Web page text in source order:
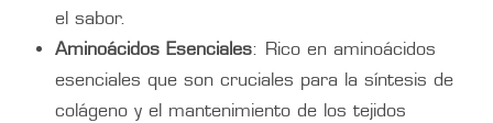
el sabor.
Aminoácidos Esenciales: Rico en aminoácidos
esenciales que son cruciales para la síntesis de
colágeno y el mantenimiento de los tejidos